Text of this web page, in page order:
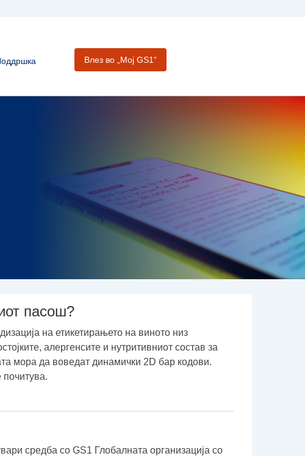
Влез во „Moj GS1“
пасош?
на етикетирањето на виното низ
алергенсите и нутритивниот состав за
мора да воведат динамички 2D бар кодови.
почитува.
средба со GS1 Глобалната организација со